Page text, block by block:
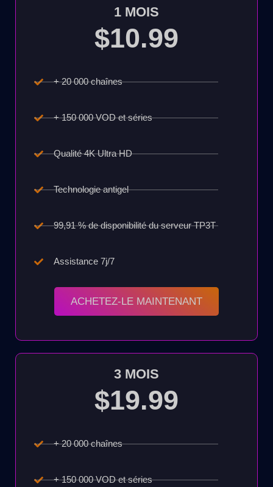
1 MOIS
$10.99
+ 20 000 chaînes
+ 150 000 VOD et séries
Qualité 4K Ultra HD
Technologie antigel
99,91 % de disponibilité du serveur TP3T
Assistance 7j/7
ACHETEZ-LE MAINTENANT
3 MOIS
$19.99
+ 20 000 chaînes
+ 150 000 VOD et séries